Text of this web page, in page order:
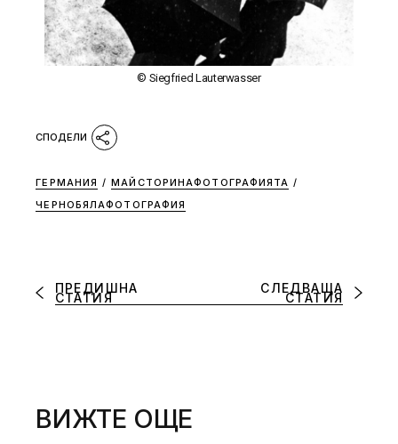
© Siegfried Lauterwasser
ГЕРМАНИЯ / МАЙСТОРИНАФОТОГРАФИЯТА /
ЧЕРНОБЯЛАФОТОГРАФИЯ
ПРЕДИШНА
СТАТИЯ
СЛЕДВАЩА
СТАТИЯ
ВИЖТЕ ОЩЕ